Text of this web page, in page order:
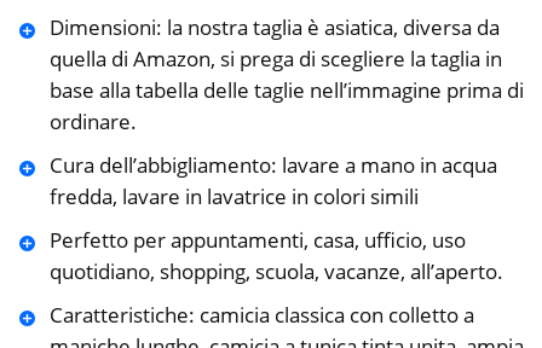
Dimensioni: la nostra taglia è asiatica, diversa da
quella di Amazon, si prega di scegliere la taglia in
base alla tabella delle taglie nell’immagine prima di
ordinare.
Cura dell’abbigliamento: lavare a mano in acqua
fredda, lavare in lavatrice in colori simili
Perfetto per appuntamenti, casa, ufficio, uso
quotidiano, shopping, scuola, vacanze, all’aperto.
Caratteristiche: camicia classica con colletto a